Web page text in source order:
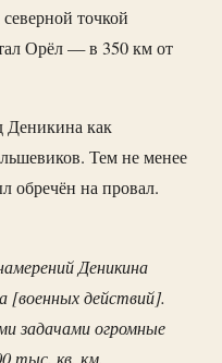
точкой
Орёл — в 350 км от
Деникина как
Тем не менее
обречён на провал.
Деникина
[военных действий].
задачами огромные
тыс. кв. км.